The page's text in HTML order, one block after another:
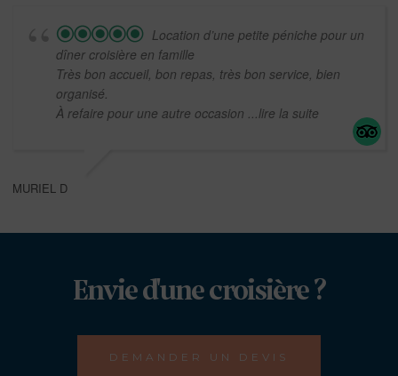
Location d’une petite péniche pour un
dîner croisière en famille
Très bon accueil, bon repas, très bon service, bien
organisé.
À refaire pour une autre occasion ...lire la suite
MURIEL D
Envie d'une croisière ?
DEMANDER UN DEVIS